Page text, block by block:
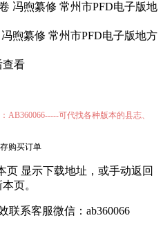
煦纂修 常州市PFD电子版地方
查看
AB360066-----可代找各种版本的县志、
购买订单
页 显示下载地址，或手动返回
页。
联系客服微信：ab360066